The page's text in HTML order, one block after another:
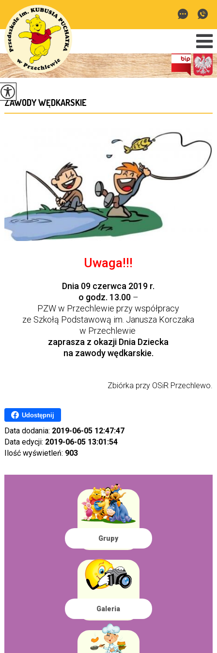
ZAWODY WĘDKARSKIE
Uwaga!!!
Dnia 09 czerwca 2019 r.
o godz. 13.00–
PZW w Przechlewie przy współpracy
ze Szkołą Podstawową im. Janusza Korczaka
w Przechlewie
zaprasza z okazji Dnia Dziecka
na zawody wędkarskie.
Zbiórka przy OSiR Przechlewo.
Udostępnij
Data dodania: 2019-06-05 12:47:47
Data edycji: 2019-06-05 13:01:54
Ilość wyświetleń: 903
Grupy
Galeria